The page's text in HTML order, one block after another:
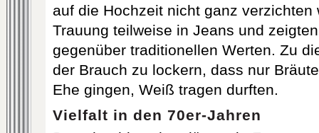
auf die Hochzeit nicht ganz
Trauung teilweise in Jeans und
gegenüber traditionellen Werten. Zu
der Brauch zu lockern, dass nur
Ehe gingen, Weiß tragen durften.
Vielfalt in den 70er-Jahren